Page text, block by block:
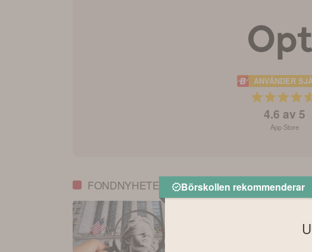
ANVÄNDER
4.6 av 5
App Store
FONDNYHETER Börskollen rekommenderar